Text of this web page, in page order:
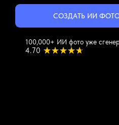
СОЗДАТЬ ИИ
100,000+ ИИ фото уже
4.70